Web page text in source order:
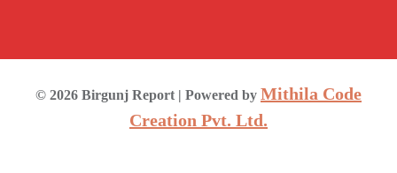
© 2026 Birgunj Report | Powered by Mithila Code
Creation Pvt. Ltd.